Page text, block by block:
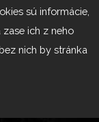
sú informácie,
ich z neho
nich by stránka